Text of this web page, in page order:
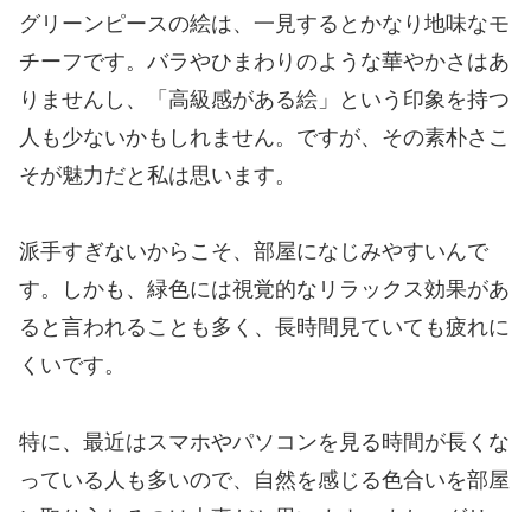
グリーンピースの絵は、一見するとかなり地味なモ
チーフです。バラやひまわりのような華やかさはあ
りませんし、「高級感がある絵」という印象を持つ
人も少ないかもしれません。ですが、その素朴さこ
そが魅力だと私は思います。
派手すぎないからこそ、部屋になじみやすいんで
す。しかも、緑色には視覚的なリラックス効果があ
ると言われることも多く、長時間見ていても疲れに
くいです。
特に、最近はスマホやパソコンを見る時間が長くな
っている人も多いので、自然を感じる色合いを部屋